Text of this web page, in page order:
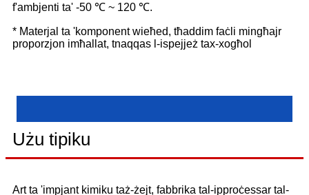
f'ambjenti ta' -50 ℃ ~ 120 ℃.
* Materjal ta 'komponent wieħed, tħaddim faċli mingħajr
proporzjon imħallat, tnaqqas l-ispejjeż tax-xogħol
Użu tipiku
Art ta 'impjant kimiku taż-żejt, fabbrika tal-ipproċessar tal-